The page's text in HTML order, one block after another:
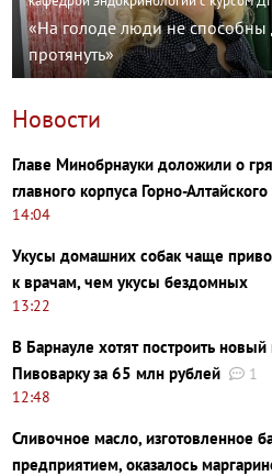
«На голоде люди не способны
протянуть»
Новости
Главе Минобрнауки доложили о
главного корпуса Горно-
14:04
Укусы домашних собак чаще
к врачам, чем укусы бездомных
13:22
В Барнауле хотят построить новый
Пивоварку за 65 млн рублей
1
12:48
Сливочное масло, изготовленное
предприятием, оказалось